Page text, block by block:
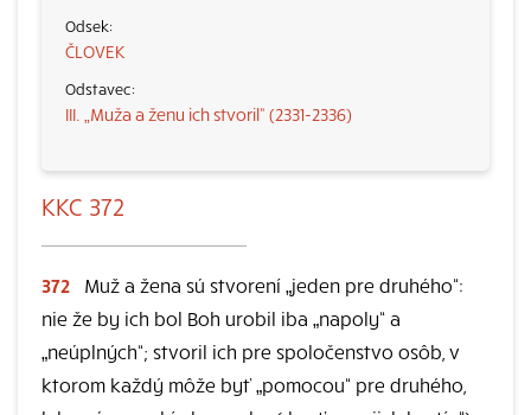
ČLOVEK
III. „Muža a ženu ich stvoril“ (2331-2336)
KKC 372
372
Muž a žena sú stvorení „jeden pre druhého“:
nie že by ich bol Boh urobil iba „napoly“ a
„neúplných“; stvoril ich pre spoločenstvo osôb, v
ktorom každý môže byť „pomocou“ pre druhého,